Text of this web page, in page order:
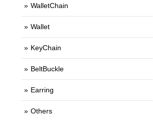
WalletChain
Wallet
KeyChain
BeltBuckle
Earring
Others